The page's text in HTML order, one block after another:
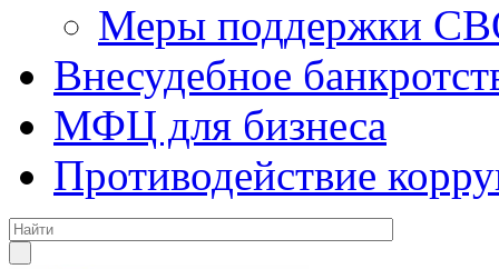
Меры поддержки
Внесудебное
МФЦ для бизнеса
Противодействие